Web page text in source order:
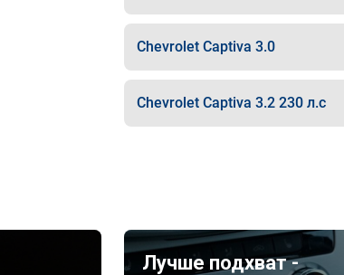
Chevrolet Captiva 3.0
Chevrolet Captiva 3.2 230 л.с
Лучше подхват -